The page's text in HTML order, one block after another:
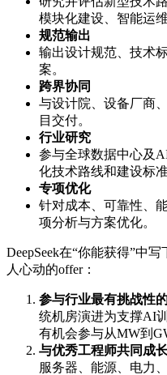
模块化建设、智能运维
规范输出
输出设计规范、技术
案。
跨界协同
与设计院、设备厂商
目交付。
行业研究
参与全球数据中心及
化技术路线和建设标准
专项优化
针对成本、可靠性、
项分析与方案优化。
DeepSeek在“你能获得”中
人心动的offer：
参与行业最有挑战性的
统机房演进为支撑AI
有机会参与从MW到
与优秀工程师共同成长
服务器、能源、电力